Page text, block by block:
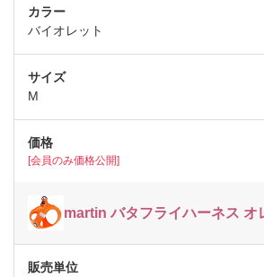
バイオレット
M
[会員のみ価格公開]
martin バタフライハーネス オ